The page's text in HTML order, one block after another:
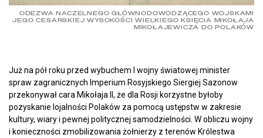
ODEZWA NACZELNEGO GŁÓWNODOWODZĄCEGO WOJSKAMI
JEGO CESARSKIEJ WYSOKOŚCI WIELKIEGO KSIĘCIA MIKOŁAJA
MIKOŁAJEWICZA DO POLAKÓW
Już na pół roku przed wybuchem I wojny światowej minister
spraw zagranicznych Imperium Rosyjskiego Siergiej Sazonow
przekonywał cara Mikołaja II, że dla Rosji korzystne byłoby
pozyskanie lojalności Polaków za pomocą ustępstw w zakresie
kultury, wiary i pewnej politycznej samodzielności. W obliczu wojny
i konieczności zmobilizowania żołnierzy z terenów Królestwa